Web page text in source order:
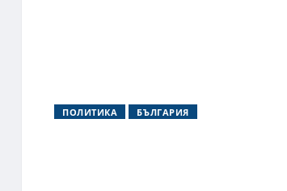
ПОЛИТИКА БЪЛГАРИЯ